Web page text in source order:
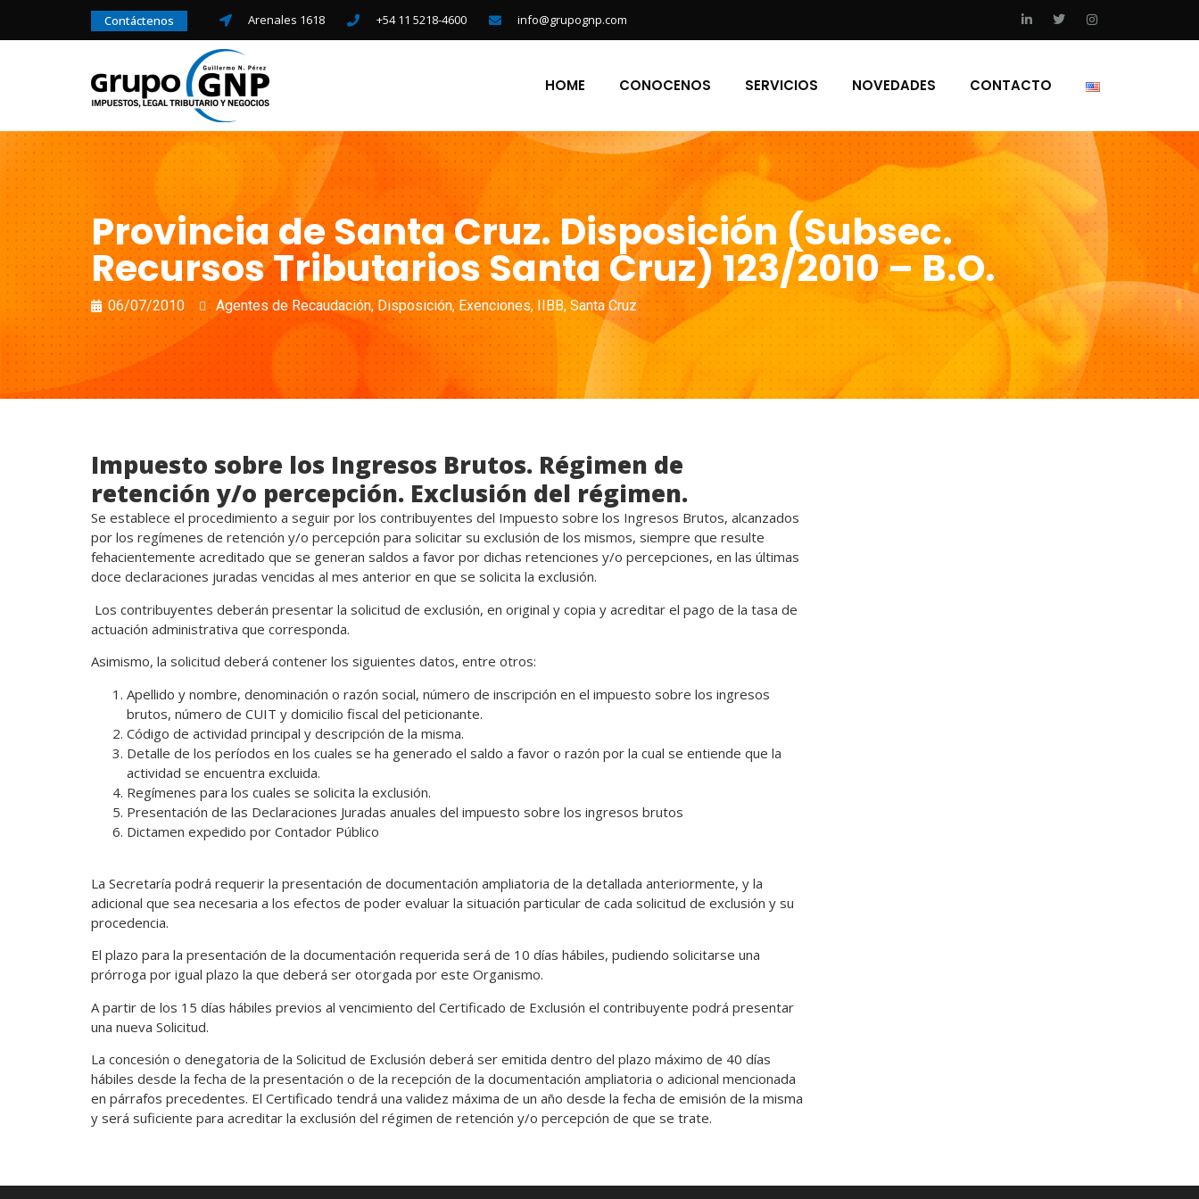
Contáctenos Arenales 1618 +54 11 5218-4600 info@grupognp.com
HOME CONOCENOS SERVICIOS NOVEDADES CONTACTO
Provincia de Santa Cruz. Disposición (Subsec.
Recursos Tributarios Santa Cruz) 123/2010 – B.O.
06/07/2010 Agentes de Recaudación,Disposición, Exenciones, IIBB, Santa Cruz
Impuesto sobre los Ingresos Brutos. Régimen de
retención y/o percepción. Exclusión del régimen.
Se establece el procedimiento a seguir por los contribuyentes del Impuesto sobre los Ingresos Brutos, alcanzados
por los regímenes de retención y/o percepción para solicitar su exclusión de los mismos, siempre que resulte
fehacientemente acreditado que se generan saldos a favor por dichas retenciones y/o percepciones, en las últimas
doce declaraciones juradas vencidas al mes anterior en que se solicita la exclusión.
Los contribuyentes deberán presentar la solicitud de exclusión, en original y copia y acreditar el pago de la tasa de
actuación administrativa que corresponda.
Asimismo, la solicitud deberá contener los siguientes datos, entre otros:
Apellido y nombre, denominación o razón social, número de inscripción en el impuesto sobre los ingresos
brutos, número de CUIT y domicilio fiscal del peticionante.
Código de actividad principal y descripción de la misma.
Detalle de los períodos en los cuales se ha generado el saldo a favor o razón por la cual se entiende que la
actividad se encuentra excluida.
Regímenes para los cuales se solicita la exclusión.
Presentación de las Declaraciones Juradas anuales del impuesto sobre los ingresos brutos
Dictamen expedido por Contador Público
La Secretaría podrá requerir la presentación de documentación ampliatoria de la detallada anteriormente, y la
adicional que sea necesaria a los efectos de poder evaluar la situación particular de cada solicitud de exclusión y su
procedencia.
El plazo para la presentación de la documentación requerida será de 10 días hábiles, pudiendo solicitarse una
prórroga por igual plazo la que deberá ser otorgada por este Organismo.
A partir de los 15 días hábiles previos al vencimiento del Certificado de Exclusión el contribuyente podrá presentar
una nueva Solicitud.
La concesión o denegatoria de la Solicitud de Exclusión deberá ser emitida dentro del plazo máximo de 40 días
hábiles desde la fecha de la presentación o de la recepción de la documentación ampliatoria o adicional mencionada
en párrafos precedentes. El Certificado tendrá una validez máxima de un año desde la fecha de emisión de la misma
y será suficiente para acreditar la exclusión del régimen de retención y/o percepción de que se trate.